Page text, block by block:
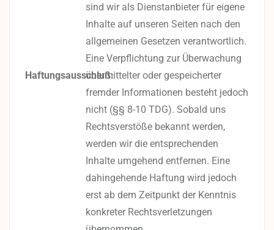
Haftungsausschluß:
sind wir als Dienstanbieter für eigene
Inhalte auf unseren Seiten nach den
allgemeinen Gesetzen verantwortlich.
Eine Verpflichtung zur Überwachung
übermittelter oder gespeicherter
fremder Informationen besteht jedoch
nicht (§§ 8-10 TDG). Sobald uns
Rechtsverstöße bekannt werden,
werden wir die entsprechenden
Inhalte umgehend entfernen. Eine
dahingehende Haftung wird jedoch
erst ab dem Zeitpunkt der Kenntnis
konkreter Rechtsverletzungen